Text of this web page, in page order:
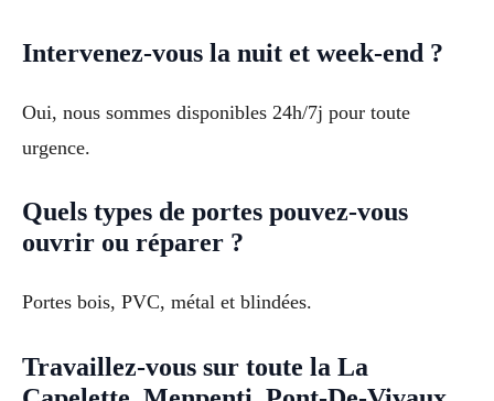
Intervenez-vous la nuit et week-end ?
Oui, nous sommes disponibles 24h/7j pour toute
urgence.
Quels types de portes pouvez-vous
ouvrir ou réparer ?
Portes bois, PVC, métal et blindées.
Travaillez-vous sur toute la La